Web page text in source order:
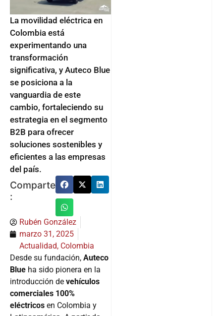
La movilidad eléctrica en
Colombia está
experimentando una
transformación
significativa, y Auteco Blue
se posiciona a la
vanguardia de este
cambio, fortaleciendo su
estrategia en el segmento
B2B para ofrecer
soluciones sostenibles y
eficientes a las empresas
del país.
Comparte
:
Rubén González
marzo 31, 2025
Actualidad, Colombia
Desde su fundación, Auteco
Blue ha sido pionera en la
introducción de vehículos
comerciales 100%
eléctricos en Colombia y